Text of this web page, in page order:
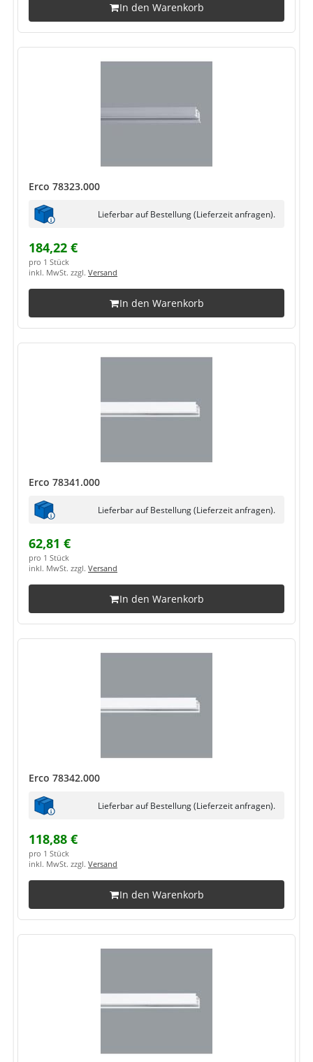
In den Warenkorb
Erco 78323.000
Lieferbar auf Bestellung (Lieferzeit anfragen).
184,22 €
pro 1 Stück
inkl. MwSt. zzgl. Versand
In den Warenkorb
Erco 78341.000
Lieferbar auf Bestellung (Lieferzeit anfragen).
62,81 €
pro 1 Stück
inkl. MwSt. zzgl. Versand
In den Warenkorb
Erco 78342.000
Lieferbar auf Bestellung (Lieferzeit anfragen).
118,88 €
pro 1 Stück
inkl. MwSt. zzgl. Versand
In den Warenkorb